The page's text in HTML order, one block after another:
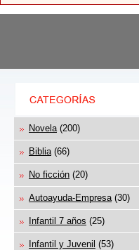
Novela (200)
Biblia (66)
No ficción (20)
Autoayuda-Empresa (30)
Infantil 7 años (25)
Infantil y Juvenil (53)